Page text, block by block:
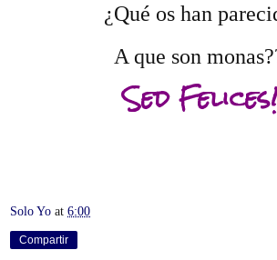
¿Qué os han
A que son
Sed
Solo Yo at 6:00
Compartir